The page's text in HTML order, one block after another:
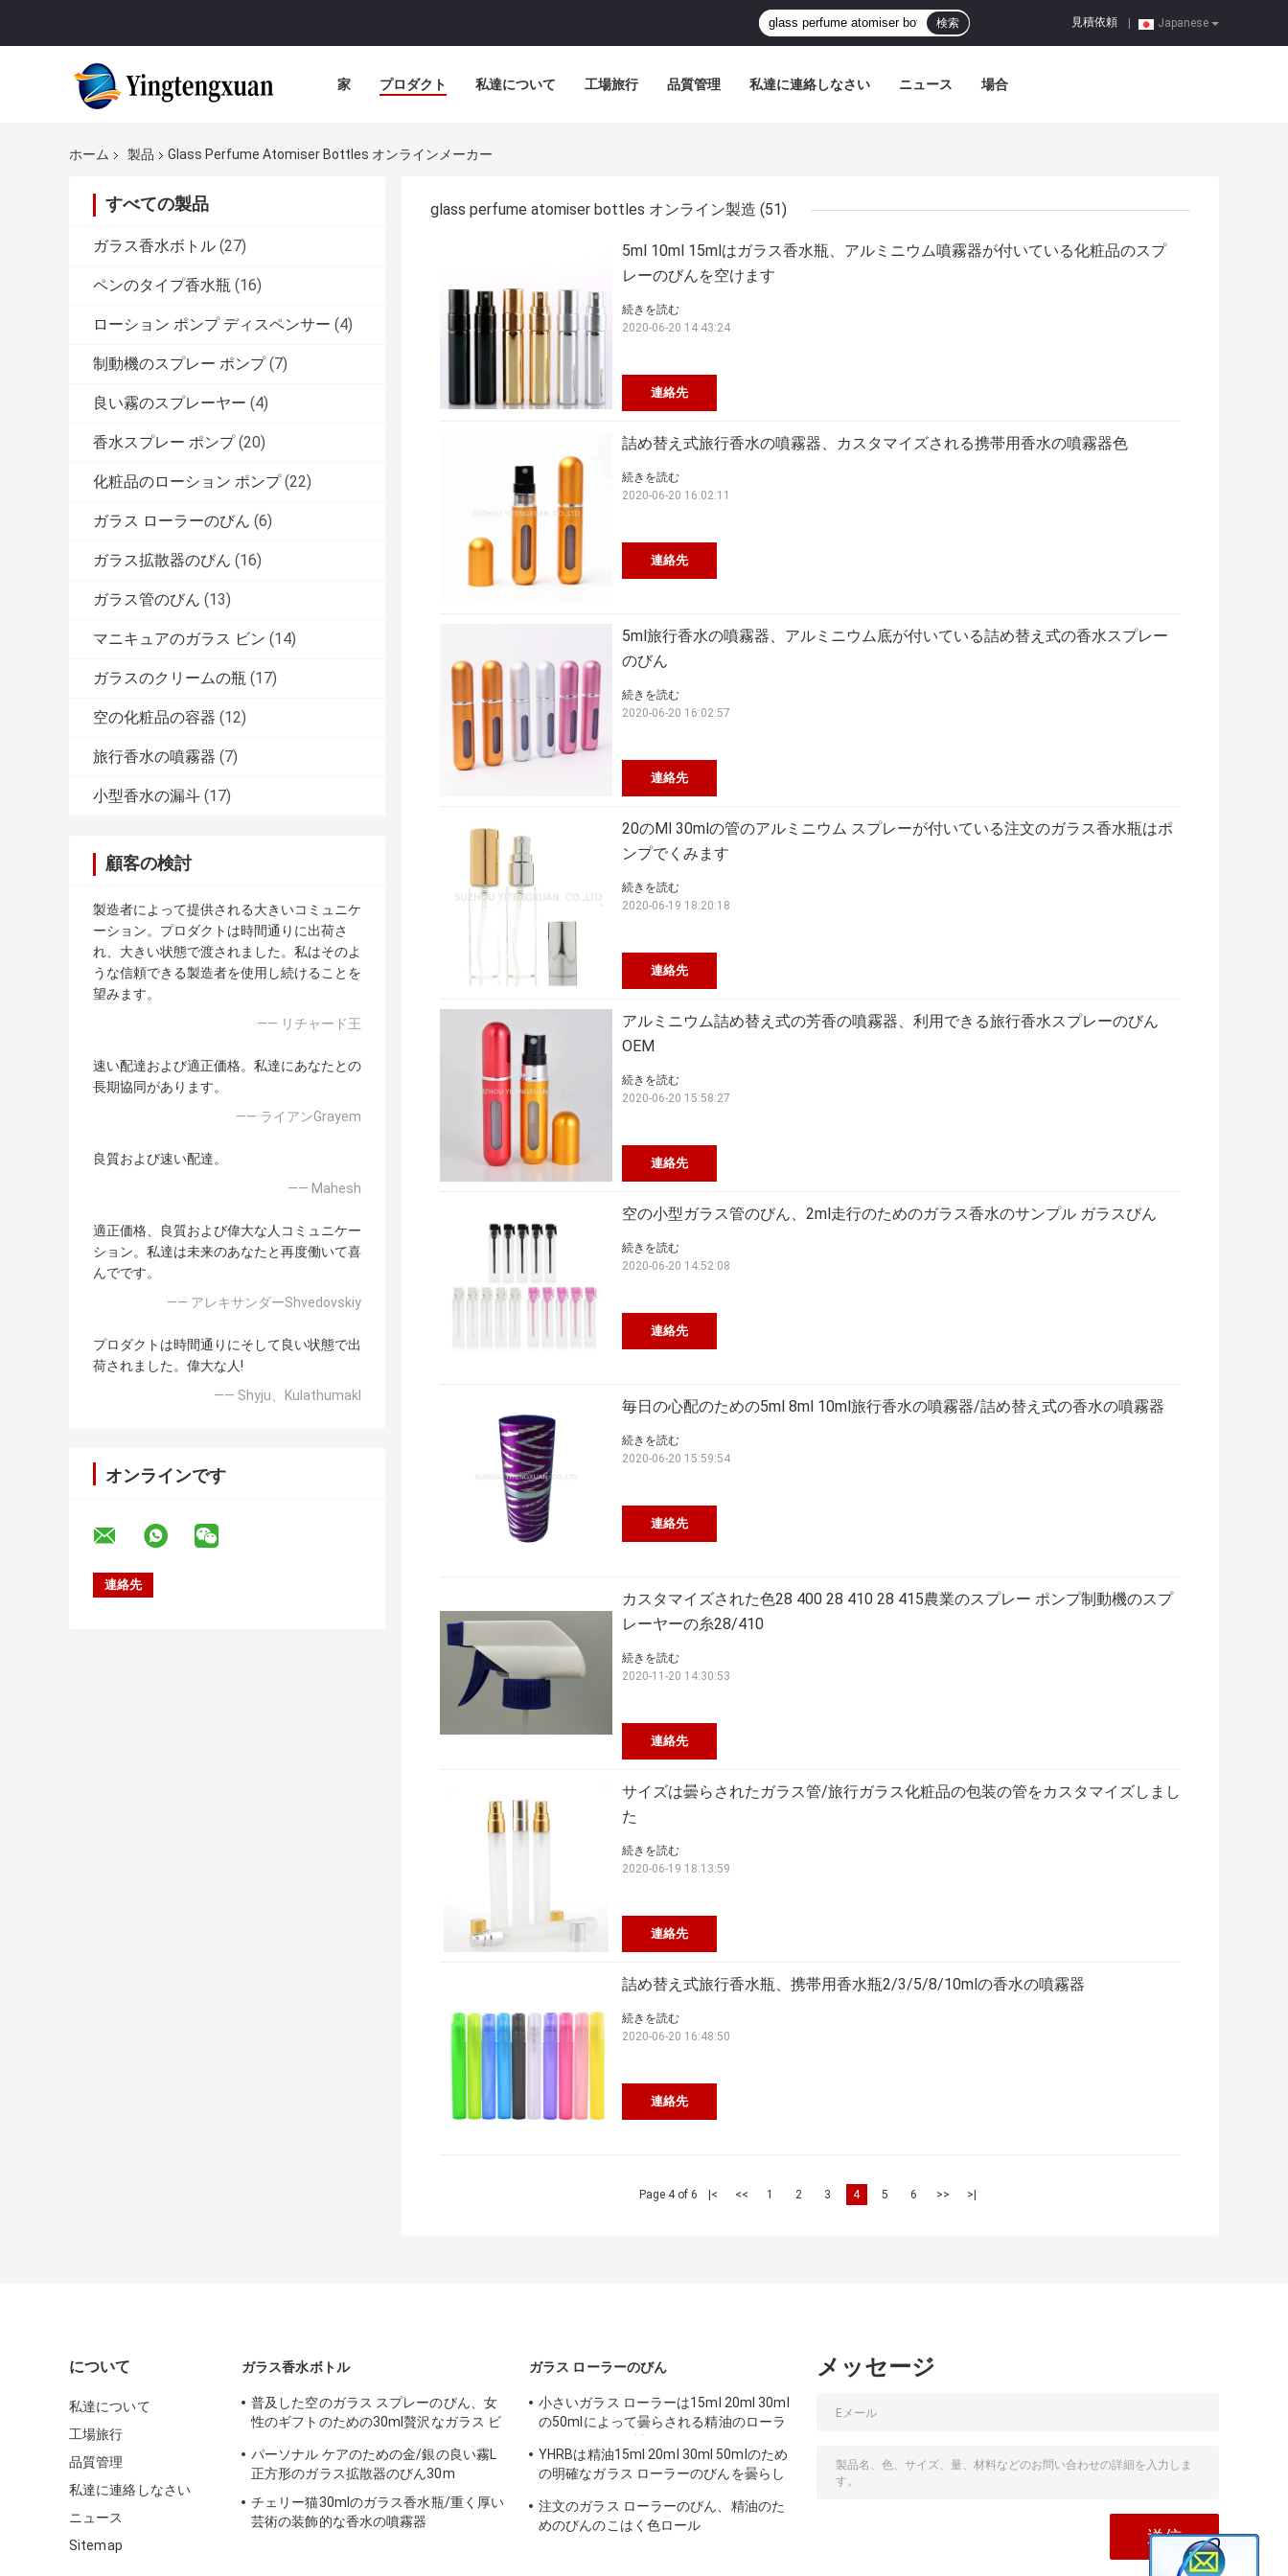
Japanese
見積依頼
検索
家 プロダクト 私達について 工場旅行 品質管理 私達に連絡しなさい ニュース 場合
ホーム 製品 Glass Perfume Atomiser Bottles オンラインメーカー
すべての製品
ガラス香水ボトル (27)
ペンのタイプ香水瓶 (16)
ローション ポンプ ディスペンサー (4)
制動機のスプレー ポンプ (7)
良い霧のスプレーヤー (4)
香水スプレー ポンプ (20)
化粧品のローション ポンプ (22)
ガラス ローラーのびん (6)
ガラス拡散器のびん (16)
ガラス管のびん (13)
マニキュアのガラス ビン (14)
ガラスのクリームの瓶 (17)
空の化粧品の容器 (12)
旅行香水の噴霧器 (7)
小型香水の漏斗 (17)
顧客の検討
製造者によって提供される大きいコミュニケ
ーション。プロダクトは時間通りに出荷さ
れ、大きい状態で渡されました。私はそのよ
うな信頼できる製造者を使用し続けることを
望みます。
—— リチャード王
速い配達および適正価格。私達にあなたとの
長期協同があります。
—— ライアンGrayem
良質および速い配達。
—— Mahesh
適正価格、良質および偉大な人コミュニケー
ション。私達は未来のあなたと再度働いて喜
んでです。
—— アレキサンダーShvedovskiy
プロダクトは時間通りにそして良い状態で出
荷されました。偉大な人!
—— Shyju、Kulathumakl
オンラインです
glass perfume atomiser bottles オンライン製造 (51)
5ml 10ml 15mlはガラス香水瓶、アルミニウム噴霧器が付いている化粧品のスプ
レーのびんを空けます
連絡先
続きを読む
2020-06-20 14:43:24
詰め替え式旅行香水の噴霧器、カスタマイズされる携帯用香水の噴霧器色
連絡先
続きを読む
2020-06-20 16:02:11
5ml旅行香水の噴霧器、アルミニウム底が付いている詰め替え式の香水スプレー
のびん
連絡先
続きを読む
2020-06-20 16:02:57
20のMl 30mlの管のアルミニウム スプレーが付いている注文のガラス香水瓶はポ
ンプでくみます
連絡先
続きを読む
2020-06-19 18:20:18
アルミニウム詰め替え式の芳香の噴霧器、利用できる旅行香水スプレーのびん
OEM
連絡先
続きを読む
2020-06-20 15:58:27
空の小型ガラス管のびん、2ml走行のためのガラス香水のサンプル ガラスびん
連絡先
続きを読む
2020-06-20 14:52:08
毎日の心配のための5ml 8ml 10ml旅行香水の噴霧器/詰め替え式の香水の噴霧器
連絡先
続きを読む
2020-06-20 15:59:54
カスタマイズされた色28 400 28 410 28 415農業のスプレー ポンプ制動機のスプ
レーヤーの糸28/410
連絡先
続きを読む
2020-11-20 14:30:53
サイズは曇らされたガラス管/旅行ガラス化粧品の包装の管をカスタマイズしまし
た
連絡先
続きを読む
2020-06-19 18:13:59
詰め替え式旅行香水瓶、携帯用香水瓶2/3/5/8/10mlの香水の噴霧器
連絡先
続きを読む
2020-06-20 16:48:50
Page 4 of 6 |< << 1 2 3 4 5 6 >> >|
について
私達について
工場旅行
品質管理
私達に連絡しなさい
ニュース
Sitemap
ガラス香水ボトル
普及した空のガラス スプレーのびん、女
性のギフトのための30ml贅沢なガラス ビ
パーソナル ケアのための金/銀の良い霧L
正方形のガラス拡散器のびん30m
チェリー猫30mlのガラス香水瓶/重く厚い
芸術の装飾的な香水の噴霧器
ガラス ローラーのびん
小さいガラス ローラーは15ml 20ml 30ml
の50mlによって曇らされる精油のローラ
YHRBは精油15ml 20ml 30ml 50mlのため
の明確なガラス ローラーのびんを曇らし
注文のガラス ローラーのびん、精油のた
めのびんのこはく色ロール
メッセージ